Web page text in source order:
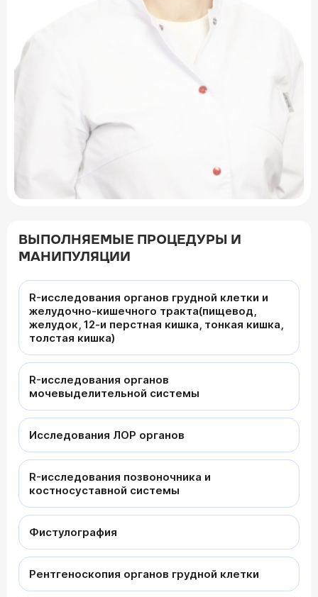
ВЫПОЛНЯЕМЫЕ ПРОЦЕДУРЫ И
МАНИПУЛЯЦИИ
R-исследования органов грудной клетки и
желудочно-кишечного тракта(пищевод,
желудок, 12-и перстная кишка, тонкая кишка,
толстая кишка)
R-исследования органов
мочевыделительной системы
Исследования ЛОР органов
R-исследования позвоночника и
костносуставной системы
Фистулография
Рентгеноскопия органов грудной клетки